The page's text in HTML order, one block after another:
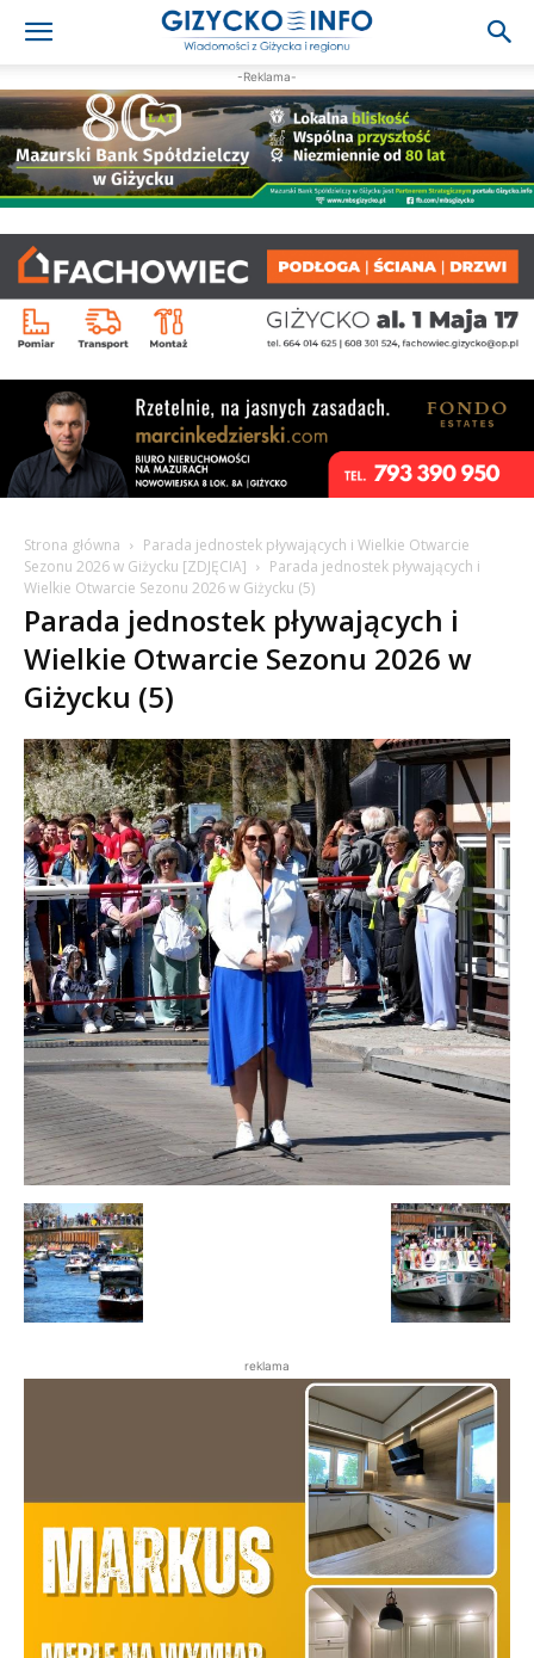
-Reklama-
Strona główna
Parada jednostek pływających i Wielkie Otwarcie
Sezonu 2026 w Giżycku [ZDJĘCIA]
Parada jednostek pływających i
Wielkie Otwarcie Sezonu 2026 w Giżycku (5)
Parada jednostek pływających i
Wielkie Otwarcie Sezonu 2026 w
Giżycku (5)
reklama